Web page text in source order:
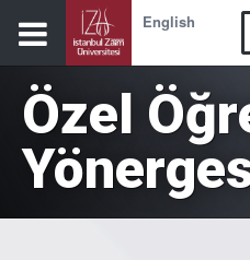
English
Özel